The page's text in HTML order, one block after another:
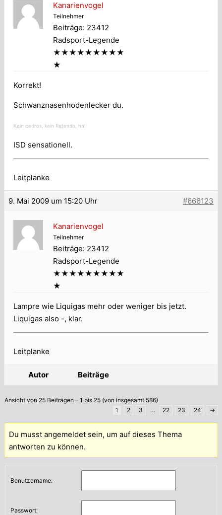
Kanarienvogel
Teilnehmer
Beiträge: 23412
Radsport-Legende
★★★★★★★★★
★
Korrekt!
Schwanznasenhodenlecker du.
Kein cedros, kein Retendo, ha!
ISD sensationell.
Leitplanke
9. Mai 2009 um 15:20 Uhr #666123
Kanarienvogel
Teilnehmer
Beiträge: 23412
Radsport-Legende
★★★★★★★★★
★
Lampre wie Liquigas mehr oder weniger bis jetzt.
Liquigas also -, klar.
Leitplanke
Autor Beiträge
Ansicht von 25 Beiträgen – 1 bis 25 (von insgesamt 586)
1
2 3 … 22 23 24 →
Du musst angemeldet sein, um auf dieses Thema
antworten zu können.
Benutzername:
Passwort: